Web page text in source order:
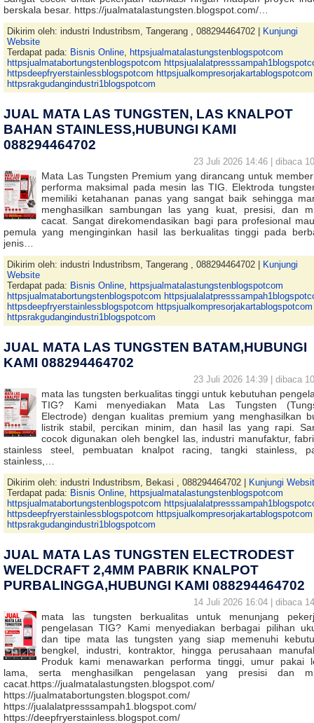
berskala besar. https://jualmatalastungsten.blogspot.com/…
Dikirim oleh: industri Industribsm, Tangerang , 088294464702 |
Kunjungi
Website
Terdapat pada: Bisnis Online, httpsjualmatalastungstenblogspotcom
httpsjualmatabortungstenblogspotcom
httpsdeepfryerstainlessblogspotcom httpsjualkompresorjakartablogspotcom
httpsrakgudangindustri1blogspotcom
JUAL MATA LAS TUNGSTEN, LAS KNALPOT
BAHAN STAINLESS,HUBUNGI KAMI
088294464702
23 Juli 2026 14:46 | dibaca
Mata Las Tungsten Premium yang dirancang untuk
performa maksimal pada mesin las TIG. Elektroda
memiliki ketahanan panas yang sangat baik sehingga
menghasilkan sambungan las yang kuat, presisi, dan
cacat. Sangat direkomendasikan bagi para profesional
pemula yang menginginkan hasil las berkualitas tinggi pada
jenis…
Dikirim oleh: industri Industribsm, Tangerang , 088294464702 |
Kunjungi
Website
Terdapat pada: Bisnis Online, httpsjualmatalastungstenblogspotcom
httpsjualmatabortungstenblogspotcom
httpsdeepfryerstainlessblogspotcom httpsjualkompresorjakartablogspotcom
httpsrakgudangindustri1blogspotcom
JUAL MATA LAS TUNGSTEN BATAM,HUBUNGI
KAMI 088294464702
23 Juli 2026 14:39 | dibaca
mata las tungsten berkualitas tinggi untuk kebutuhan
TIG? Kami menyediakan Mata Las Tungsten
Electrode) dengan kualitas premium yang menghasilkan
listrik stabil, percikan minim, dan hasil las yang rapi.
cocok digunakan oleh bengkel las, industri manufaktur,
stainless steel, pembuatan knalpot racing, tangki stainless,
stainless,…
Dikirim oleh: industri Industribsm, Bekasi , 088294464702 |
Kunjungi
Terdapat pada: Bisnis Online, httpsjualmatalastungstenblogspotcom
httpsjualmatabortungstenblogspotcom
httpsdeepfryerstainlessblogspotcom httpsjualkompresorjakartablogspotcom
httpsrakgudangindustri1blogspotcom
JUAL MATA LAS TUNGSTEN ELECTRODEST
WELDCRAFT 2,4MM PABRIK KNALPOT
PURBALINGGA,HUBUNGI KAMI 088294464702
14 Juli 2026 16:04 | dibaca
mata las tungsten berkualitas untuk menunjang
pengelasan TIG? Kami menyediakan berbagai pilihan
dan tipe mata las tungsten yang siap memenuhi
bengkel, industri, kontraktor, hingga perusahaan
Produk kami menawarkan performa tinggi, umur pakai
lama, serta menghasilkan pengelasan yang presisi dan
cacat.https://jualmatalastungsten.blogspot.com/
https://jualmatabortungsten.blogspot.com/
https://jualalatpresssampah1.blogspot.com/
https://deepfryerstainless.blogspot.com/